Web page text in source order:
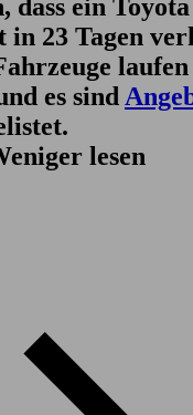
dass ein
in 23 Tagen
laufen
es sind
lesen